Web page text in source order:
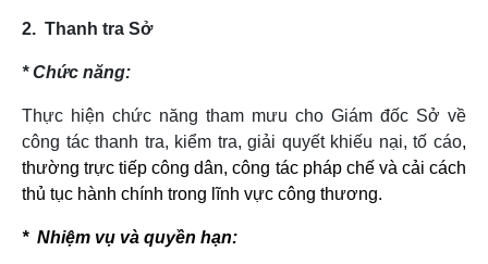
2. Thanh tra Sở
* Chức năng:
Thực hiện chức năng tham mưu cho Giám đốc Sở về
công tác thanh tra, kiểm tra, giải quyết khiếu nại, tố cáo,
thường trực tiếp công dân, công tác pháp chế và cải cách
thủ tục hành chính trong lĩnh vực công thương.
* Nhiệm vụ và quyền hạn: